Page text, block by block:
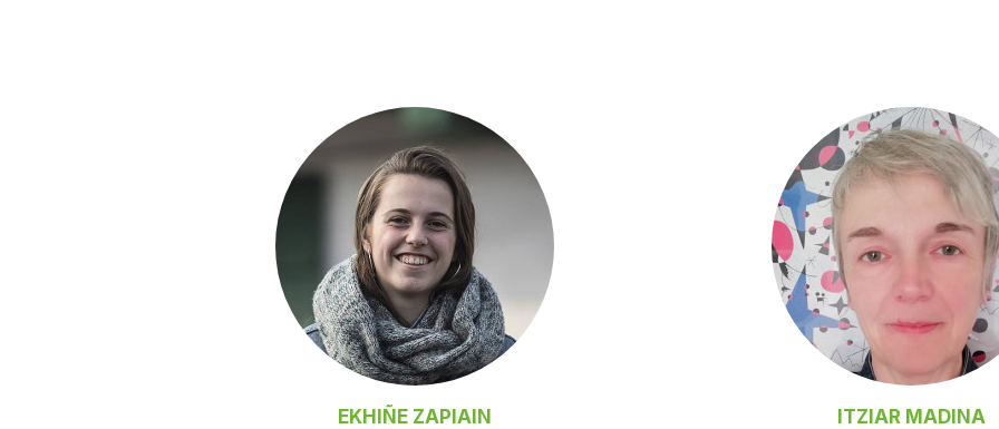
EKHIÑE ZAPIAIN ITZIAR MADINA